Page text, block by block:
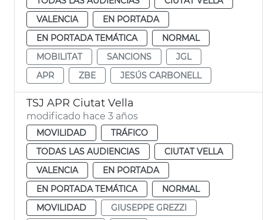
VALENCIA
EN PORTADA
EN PORTADA TEMÁTICA
NORMAL
MOBILITAT
SANCIONS
JGL
APR
ZBE JESÚS CARBONELL
TSJ APR Ciutat Vella
modificado hace 3 años
MOVILIDAD
TRÁFICO
TODAS LAS AUDIENCIAS
CIUTAT VELLA
VALENCIA
EN PORTADA
EN PORTADA TEMÁTICA
NORMAL
MOVILIDAD
GIUSEPPE GREZZI